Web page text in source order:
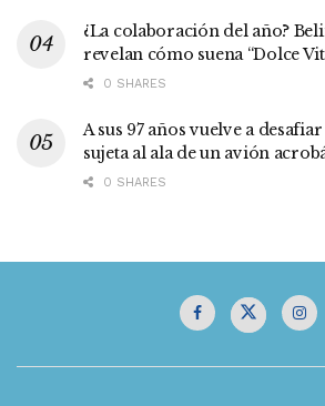
¿La colaboración del año?
revelan cómo suena “Dolce
0 SHARES
A sus 97 años vuelve a
sujeta al ala de un avión
0 SHARES